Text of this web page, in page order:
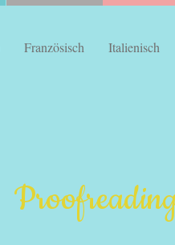
Französisch Italienisch